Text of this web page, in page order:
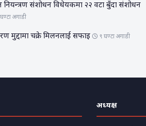
संशोधन विधेयकमा २२ वटा बुँदा संशोधन
अगाडी
मुद्दामा चक्रे मिलनलाई सफाइ ९ घण्टा अगाडी
अध्यक्ष